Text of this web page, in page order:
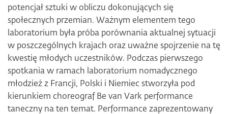
potencjał sztuki w obliczu dokonujących się
społecznych przemian. Ważnym elementem tego
laboratorium była próba porównania aktualnej sytuacji
w poszczególnych krajach oraz uważne spojrzenie na tę
kwestię młodych uczestników. Podczas pierwszego
spotkania w ramach laboratorium nomadycznego
młodzież z Francji, Polski i Niemiec stworzyła pod
kierunkiem choreograf Be van Vark performance
taneczny na ten temat. Performance zaprezentowany